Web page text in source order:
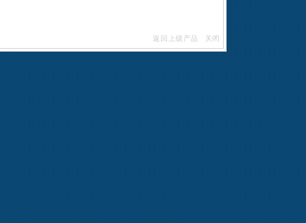
返回上级产品 关闭